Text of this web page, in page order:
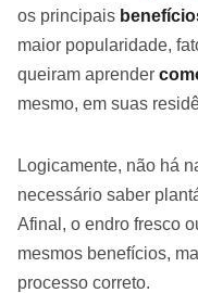
os principais
maior popularidade,
queiram aprender
mesmo, em suas
Logicamente, não há
necessário saber
Afinal, o endro fresco
mesmos benefícios,
processo correto.